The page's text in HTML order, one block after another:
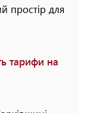
простір для
тарифи на